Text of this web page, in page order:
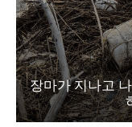
장마가 지나고